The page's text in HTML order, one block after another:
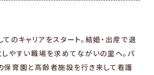
のキャリアをスタート。結婚・出産で退
やすい職場を求めてながいの里へ。パ
保育園と高齢者施設を行き来して看護